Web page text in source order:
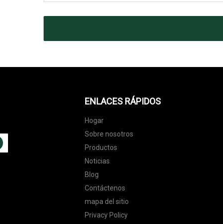
ENLACES RÁPIDOS
Hogar
Sobre nosotros
Productos
Noticias
Blog
Contáctenos
mapa del sitio
Privacy Policy